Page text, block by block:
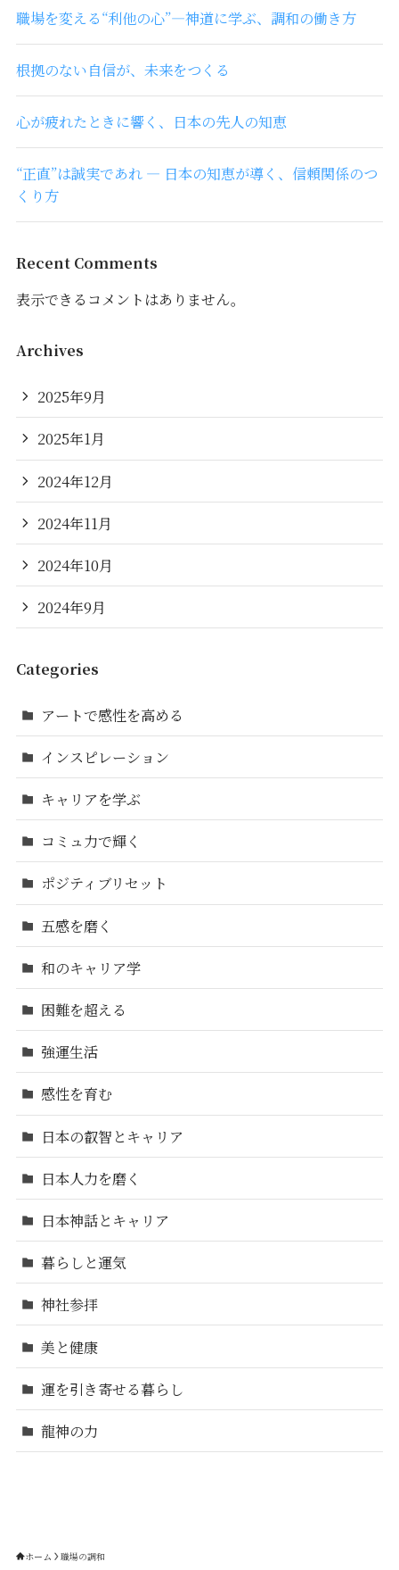
職場を変える“利他の心”―神道に学ぶ、調和の働き方
根拠のない自信が、未来をつくる
心が疲れたときに響く、日本の先人の知恵
“正直”は誠実であれ ― 日本の知恵が導く、信頼関係のつ
くり方
Recent Comments
表示できるコメントはありません。
Archives
2025年9月
2025年1月
2024年12月
2024年11月
2024年10月
2024年9月
Categories
アートで感性を高める
インスピレーション
キャリアを学ぶ
コミュ力で輝く
ポジティブリセット
五感を磨く
和のキャリア学
困難を超える
強運生活
感性を育む
日本の叡智とキャリア
日本人力を磨く
日本神話とキャリア
暮らしと運気
神社参拝
美と健康
運を引き寄せる暮らし
龍神の力
ホーム 職場の調和